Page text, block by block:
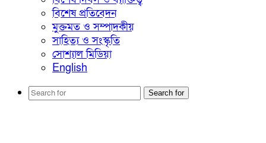
বিশেষ প্রতিবেদন
মুক্তমত ও সম্পাদকীয়
সাহিত্য ও সংস্কৃতি
সোশ্যাল মিডিয়া
English
Search for